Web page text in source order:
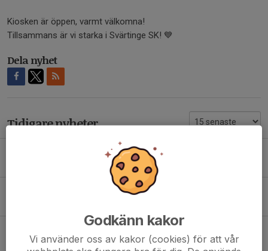
Kiosken är öppen, varmt välkomna!
Tillsammans är vi starka i Svärtinge SK! 💙
Dela nyhet
Tidigare nyheter
Finbesök på Billbäcks Arena
5 aug, 14:49
Godkänn kakor
Vi använder oss av kakor (cookies) för att vår